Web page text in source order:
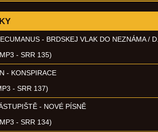
- BRDSKEJ VLAK DO NEZNÁMA /
- SRR 135)
- KONSPIRACE
- SRR 137)
- NOVÉ PÍSNĚ
- SRR 134)